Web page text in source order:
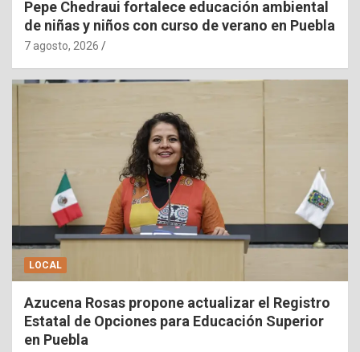
Pepe Chedraui fortalece educación ambiental
de niñas y niños con curso de verano en Puebla
7 agosto, 2026
LOCAL
Azucena Rosas propone actualizar el Registro
Estatal de Opciones para Educación Superior
en Puebla